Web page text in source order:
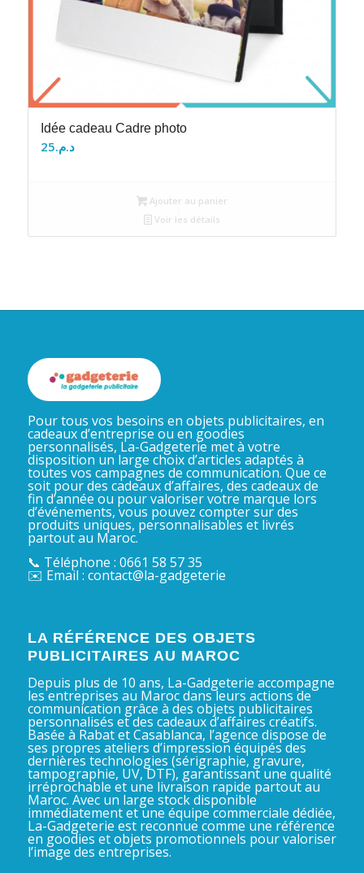
Idée cadeau Cadre photo
د.م.25
Ajouter au panier
Voir les détails
Pour tous vos besoins en objets publicitaires, en
cadeaux d’entreprise ou en goodies
personnalisés, La-Gadgeterie met à votre
disposition un large choix d’articles adaptés à
toutes vos campagnes de communication. Que ce
soit pour des cadeaux d’affaires, des cadeaux de
fin d’année ou pour valoriser votre marque lors
d’événements, vous pouvez compter sur des
produits uniques, personnalisables et livrés
partout au Maroc.
📞 Téléphone : 0661 58 57 35
✉️ Email : contact@la-gadgeterie
LA RÉFÉRENCE DES OBJETS
PUBLICITAIRES AU MAROC
Depuis plus de 10 ans, La-Gadgeterie accompagne
les entreprises au Maroc dans leurs actions de
communication grâce à des objets publicitaires
personnalisés et des cadeaux d’affaires créatifs.
Basée à Rabat et Casablanca, l’agence dispose de
ses propres ateliers d’impression équipés des
dernières technologies (sérigraphie, gravure,
tampographie, UV, DTF), garantissant une qualité
irréprochable et une livraison rapide partout au
Maroc. Avec un large stock disponible
immédiatement et une équipe commerciale dédiée,
La-Gadgeterie est reconnue comme une référence
en goodies et objets promotionnels pour valoriser
l’image des entreprises.